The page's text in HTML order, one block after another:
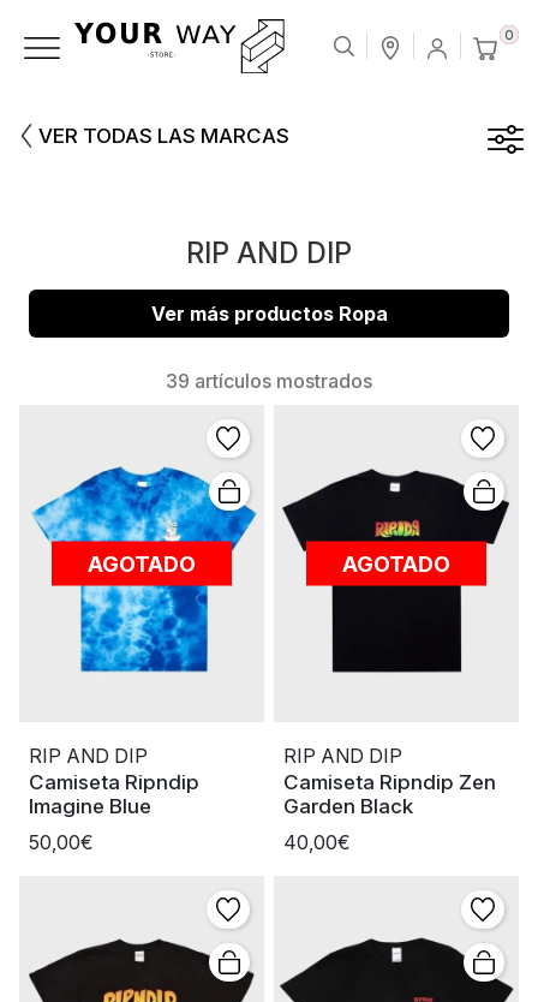
0
VER TODAS LAS MARCAS
RIP AND DIP
Ver más productos Ropa
39 artículos mostrados
AGOTADO
RIP AND DIP
Camiseta Ripndip
Imagine Blue
50,00€
AGOTADO
RIP AND DIP
Camiseta Ripndip Zen
Garden Black
40,00€